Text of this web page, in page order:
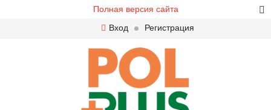
Полная версия сайта
Вход
Регистрация